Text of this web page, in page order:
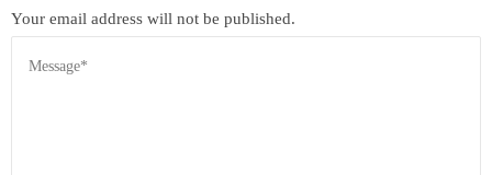
Your email address will not be published.